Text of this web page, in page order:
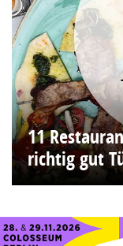
11
richtig gut